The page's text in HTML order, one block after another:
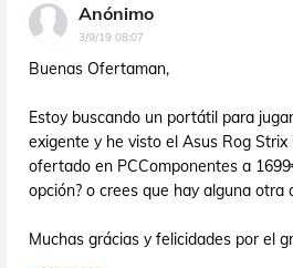
Anónimo
3/9/19 08:07
Buenas Ofertaman,
Estoy buscando un portátil para
exigente y he visto el Asus Rog Strix
ofertado en PCComponentes a
opción? o crees que hay alguna otra
Muchas grácias y felicidades por el